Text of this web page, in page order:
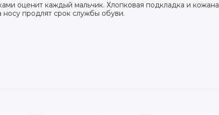
оценит каждый мальчик. Хлопковая подкладка и
продлят срок службы обуви.